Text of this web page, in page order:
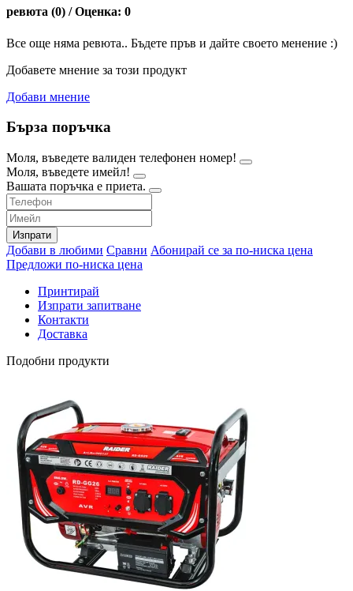
ревюта (0) / Оценка: 0
Все още няма ревюта.. Бъдете пръв и дайте своето менение :)
Добавете мнение за този продукт
Добави мнение
Бърза поръчка
Моля, въведете валиден телефонен номер!
Моля, въведете имейл!
Вашата поръчка е приета.
Изпрати
Добави в любими Сравни Абонирай се за по-ниска цена
Предложи по-ниска цена
Принтирай
Изпрати запитване
Контакти
Доставка
Подобни продукти